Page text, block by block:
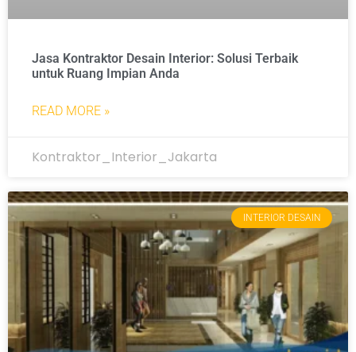
Jasa Kontraktor Desain Interior: Solusi Terbaik
untuk Ruang Impian Anda
READ MORE »
Kontraktor_Interior_Jakarta
INTERIOR DESAIN